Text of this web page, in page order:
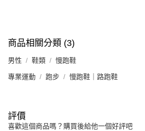
商品相關分類 (3)
男性 鞋類 慢跑鞋
專業運動 跑步 慢跑鞋｜路跑鞋
評價
喜歡這個商品嗎？購買後給他一個好評吧